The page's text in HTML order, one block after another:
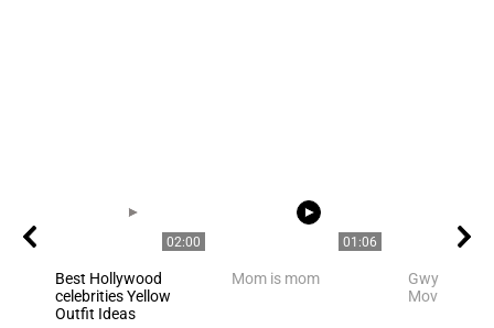
02:00
Best Hollywood
celebrities Yellow
Outfit Ideas
01:06
Mom is mom
Gwyneth
Movie